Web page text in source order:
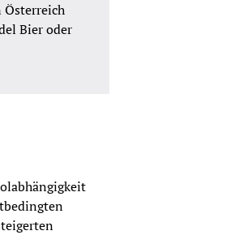
Österreich
Bier oder